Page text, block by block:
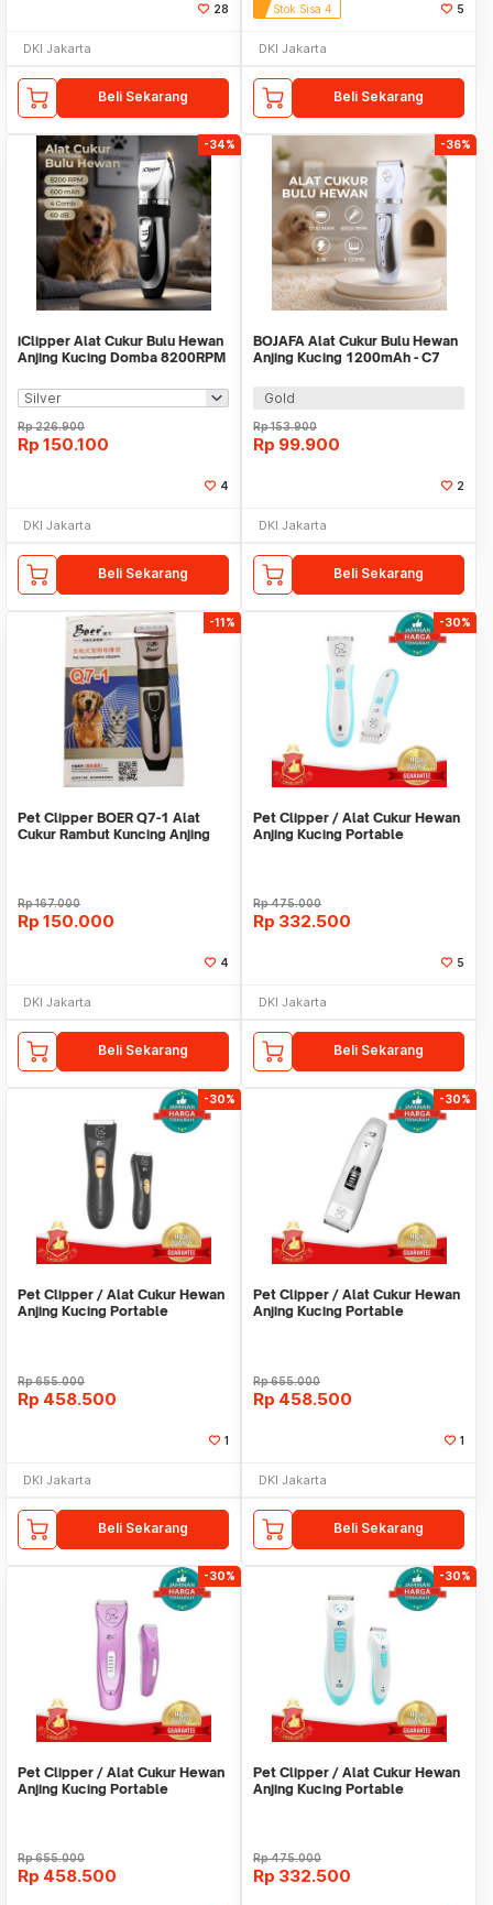
28
DKI Jakarta
Beli Sekarang
Stok Sisa 4 5
DKI Jakarta
Beli Sekarang
-34%
iClipper Alat Cukur Bulu Hewan
Anjing Kucing Domba 8200RPM
Rp226.900
Rp 150.100
4
DKI Jakarta
Beli Sekarang
-36%
BOJAFA Alat Cukur Bulu Hewan
Anjing Kucing 1200mAh - C7
Gold
Rp153.900
Rp 99.900
2
DKI Jakarta
Beli Sekarang
-11%
Pet Clipper BOER Q7-1 Alat
Cukur Rambut Kuncing Anjing
Rp167.000
Rp 150.000
4
DKI Jakarta
Beli Sekarang
-30%
Pet Clipper / Alat Cukur Hewan
Anjing Kucing Portable
Rp475.000
Rp 332.500
5
DKI Jakarta
Beli Sekarang
-30%
Pet Clipper / Alat Cukur Hewan
Anjing Kucing Portable
Rp655.000
Rp 458.500
1
DKI Jakarta
Beli Sekarang
-30%
Pet Clipper / Alat Cukur Hewan
Anjing Kucing Portable
Rp655.000
Rp 458.500
1
DKI Jakarta
Beli Sekarang
-30%
Pet Clipper / Alat Cukur Hewan
Anjing Kucing Portable
Rp655.000
Rp 458.500
-30%
Pet Clipper / Alat Cukur Hewan
Anjing Kucing Portable
Rp475.000
Rp 332.500